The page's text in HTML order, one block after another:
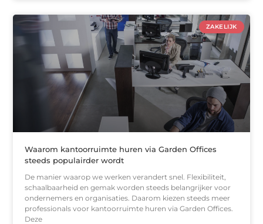
ZAKELIJK
Waarom kantoorruimte huren via Garden Offices
steeds populairder wordt
De manier waarop we werken verandert snel. Flexibiliteit,
schaalbaarheid en gemak worden steeds belangrijker voor
ondernemers en organisaties. Daarom kiezen steeds meer
professionals voor kantoorruimte huren via Garden Offices.
Deze